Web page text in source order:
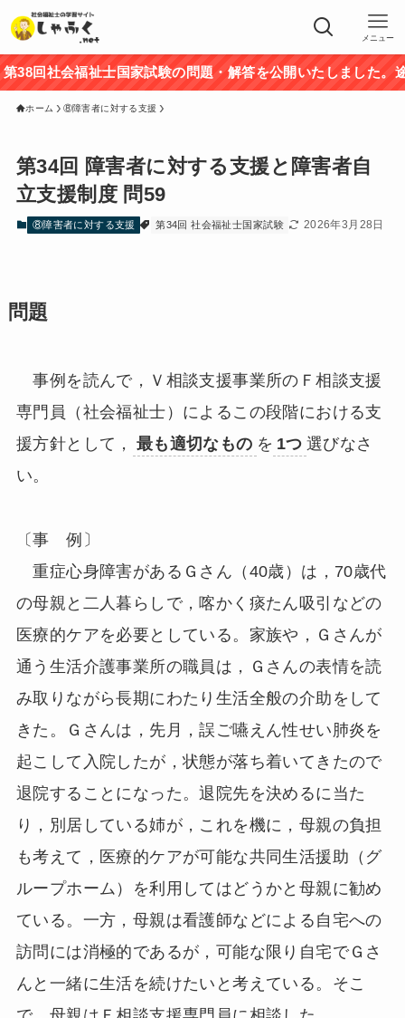
メニュー
社会福祉士国家試験の問題・解答を公開いたしました。途中
ホーム ⑧障害者に対する支援
第34回 障害者に対する支援と障害者自
立支援制度 問59
⑧障害者に対する支援 第34回 社会福祉士国家試験 2026年3月28日
問題
事例を読んで，Ｖ相談支援事業所のＦ相談支援
専門員（社会福祉士）によるこの段階における支
援方針として，
最も適切なもの を 1つ 選びなさ
い。
〔事 例〕
重症心身障害があるＧさん（40歳）は，70歳代
の母親と二人暮らしで，喀かく痰たん吸引などの
医療的ケアを必要としている。家族や，Ｇさんが
通う生活介護事業所の職員は，Ｇさんの表情を読
み取りながら長期にわたり生活全般の介助をして
きた。Ｇさんは，先月，誤ご嚥えん性せい肺炎を
起こして入院したが，状態が落ち着いてきたので
退院することになった。退院先を決めるに当た
り，別居している姉が，これを機に，母親の負担
も考えて，医療的ケアが可能な共同生活援助（グ
ループホーム）を利用してはどうかと母親に勧め
ている。一方，母親は看護師などによる自宅への
訪問には消極的であるが，可能な限り自宅でＧさ
んと一緒に生活を続けたいと考えている。そこ